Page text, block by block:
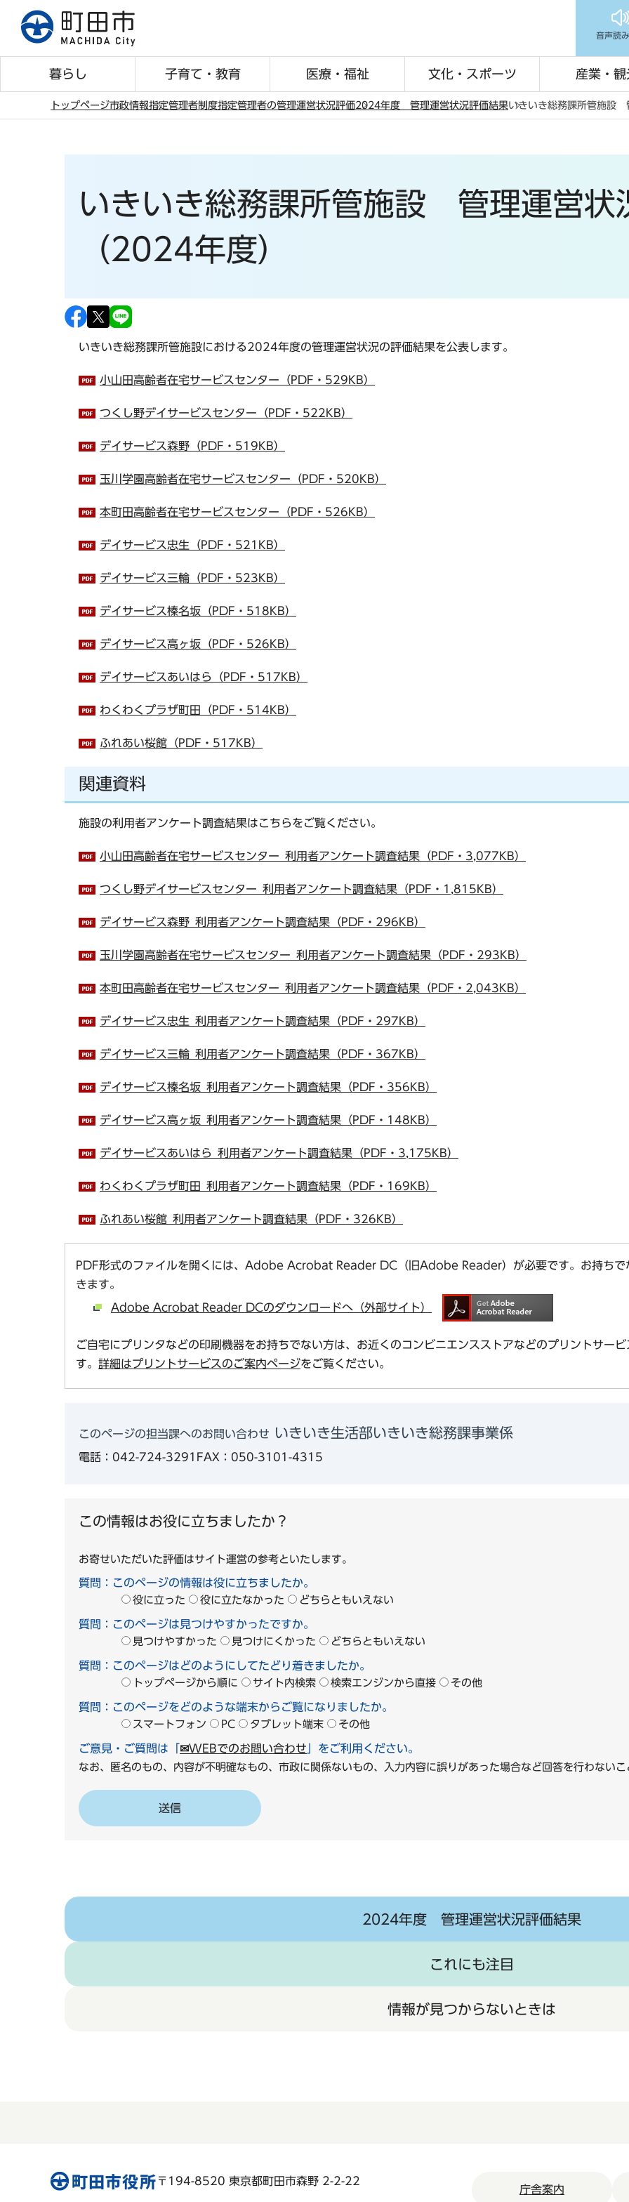
先
音声読
暮らし 子育て・教育 医療・福祉 文化・スポーツ 産業・観
トップページ市政情報指定管理者制度指定管理者の管理運営状況評価2024年度 管理運営状況評価結果いきいき総務課所管施設
いきいき総務課所管施設 管理運営状
（2024年度）
いきいき総務課所管施設における2024年度の管理運営状況の評価結果を公表します。
小山田高齢者在宅サービスセンター（PDF・529KB）
つくし野デイサービスセンター（PDF・522KB）
デイサービス森野（PDF・519KB）
玉川学園高齢者在宅サービスセンター（PDF・520KB）
本町田高齢者在宅サービスセンター（PDF・526KB）
デイサービス忠生（PDF・521KB）
デイサービス三輪（PDF・523KB）
デイサービス榛名坂（PDF・518KB）
デイサービス高ヶ坂（PDF・526KB）
デイサービスあいはら（PDF・517KB）
わくわくプラザ町田（PDF・514KB）
ふれあい桜館（PDF・517KB）
関連資料
施設の利用者アンケート調査結果はこちらをご覧ください。
小山田高齢者在宅サービスセンター_利用者アンケート調査結果（PDF・3,077KB）
つくし野デイサービスセンター_利用者アンケート調査結果（PDF・1,815KB）
デイサービス森野_利用者アンケート調査結果（PDF・296KB）
玉川学園高齢者在宅サービスセンター_利用者アンケート調査結果（PDF・293KB）
本町田高齢者在宅サービスセンター_利用者アンケート調査結果（PDF・2,043KB）
デイサービス忠生_利用者アンケート調査結果（PDF・297KB）
デイサービス三輪_利用者アンケート調査結果（PDF・367KB）
デイサービス榛名坂_利用者アンケート調査結果（PDF・356KB）
デイサービス高ヶ坂_利用者アンケート調査結果（PDF・148KB）
デイサービスあいはら_利用者アンケート調査結果（PDF・3,175KB）
わくわくプラザ町田_利用者アンケート調査結果（PDF・169KB）
ふれあい桜館_利用者アンケート調査結果（PDF・326KB）
PDF形式のファイルを開くには、Adobe Acrobat Reader DC（旧Adobe Reader）が必要です。お持ちで
きます。
Adobe Acrobat Reader DCのダウンロードへ（外部サイト）
ご自宅にプリンタなどの印刷機器をお持ちでない方は、お近くのコンビニエンスストアなどのプリントサー
す。 詳細はプリントサービスのご案内ページをご覧ください。
このページの担当課へのお問い合わせ いきいき生活部いきいき総務課事業係
電話：042-724-3291 FAX：050-3101-4315
この情報はお役に立ちましたか？
お寄せいただいた評価はサイト運営の参考といたします。
質問：このページの情報は役に立ちましたか。
役に立った 役に立たなかった どちらともいえない
質問：このページは見つけやすかったですか。
見つけやすかった 見つけにくかった どちらともいえない
質問：このページはどのようにしてたどり着きましたか。
トップページから順に サイト内検索 検索エンジンから直接 その他
質問：このページをどのような端末からご覧になりましたか。
スマートフォン PC タブレット端末 その他
ご意見・ご質問は「 ✉WEBでのお問い合わせ 」をご利用ください。
なお、匿名のもの、内容が不明確なもの、市政に関係ないもの、入力内容に誤りがあった場合など回答を行わな
2024年度 管理運営状況評価結果
これにも注目
情報が見つからないときは
〒194-8520 東京都町田市森野 2-2-22
庁舎案内